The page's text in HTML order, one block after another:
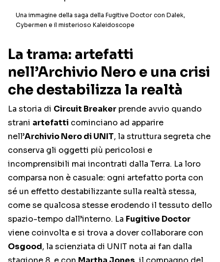
Una immagine della saga della Fugitive Doctor con Dalek,
Cybermen e il misterioso Kaleidoscope
La trama: artefatti
nell’Archivio Nero e una crisi
che destabilizza la realtà
La storia di Circuit Breaker prende avvio quando
strani artefatti cominciano ad apparire
nell’Archivio Nero di UNIT, la struttura segreta che
conserva gli oggetti più pericolosi e
incomprensibili mai incontrati dalla Terra. La loro
comparsa non è casuale: ogni artefatto porta con
sé un effetto destabilizzante sulla realtà stessa,
come se qualcosa stesse erodendo il tessuto dello
spazio-tempo dall’interno. La Fugitive Doctor
viene coinvolta e si trova a dover collaborare con
Osgood, la scienziata di UNIT nota ai fan dalla